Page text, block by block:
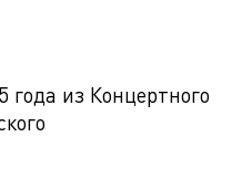
года из Концертного